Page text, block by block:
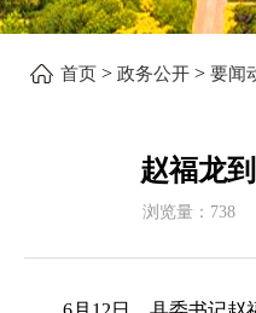
首页 > 政务公开 > 要闻
赵福龙
浏览量： 738